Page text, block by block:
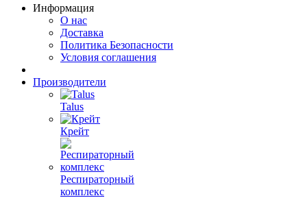
Информация
О нас
Доставка
Политика Безопасности
Условия соглашения
Производители
Talus
Крейт
Респираторный
комплекс